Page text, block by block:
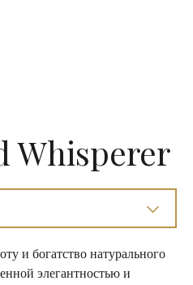
Whisperer
и богатство натурального
элегантностью и